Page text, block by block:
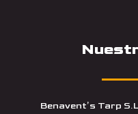
Benavent’s Tarp